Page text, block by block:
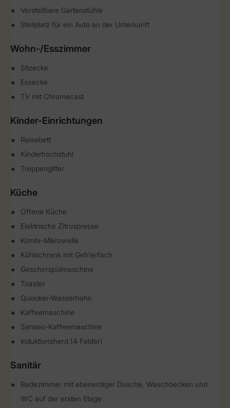
Verstellbare Gartenstühle
Stellplatz für ein Auto an der Unterkunft
Wohn-/Esszimmer
Sitzecke
Essecke
TV mit Chromecast
Kinder-Einrichtungen
Reisebett
Kinderhochstuhl
Treppengitter
Küche
Offene Küche
Elektrische Zitruspresse
Kombi-Mikrowelle
Kühlschrank mit Gefrierfach
Geschirrspülmaschine
Toaster
Quooker-Wasserhahn
Kaffeemaschine
Senseo-Kaffeemaschine
Induktionsherd (4 Felder)
Sanitär
Badezimmer mit ebenerdiger Dusche, Waschbecken und
WC auf der ersten Etage